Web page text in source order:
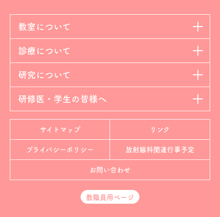
教室について
診療について
研究について
研修医・学生の皆様へ
サイトマップ リンク
プライバシーポリシー 放射線科関連行事予定
お問い合わせ
教職員用ページ